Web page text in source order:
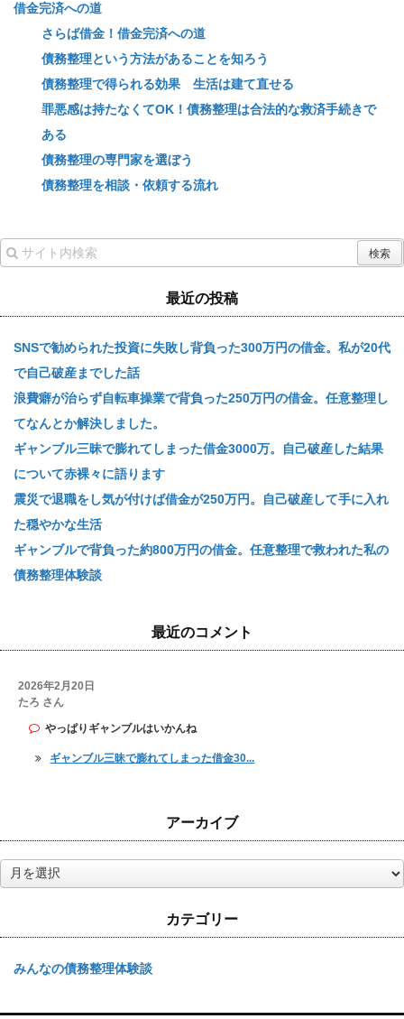
借金完済への道
さらば借金！借金完済への道
債務整理という方法があることを知ろう
債務整理で得られる効果 生活は建て直せる
罪悪感は持たなくてOK！債務整理は合法的な救済手続きで
ある
債務整理の専門家を選ぼう
債務整理を相談・依頼する流れ
最近の投稿
SNSで勧められた投資に失敗し背負った300万円の借金。私が20代
で自己破産までした話
浪費癖が治らず自転車操業で背負った250万円の借金。任意整理し
てなんとか解決しました。
ギャンブル三昧で膨れてしまった借金3000万。自己破産した結果
について赤裸々に語ります
震災で退職をし気が付けば借金が250万円。自己破産して手に入れ
た穏やかな生活
ギャンブルで背負った約800万円の借金。任意整理で救われた私の
債務整理体験談
最近のコメント
2026年2月20日
たろ さん
やっぱりギャンブルはいかんね
ギャンブル三昧で膨れてしまった借金30...
アーカイブ
ー
ブ
カテゴリー
みんなの債務整理体験談